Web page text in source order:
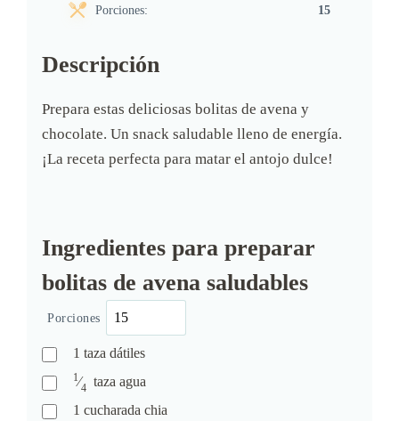
Porciones: 15
Descripción
Prepara estas deliciosas bolitas de avena y
chocolate. Un snack saludable lleno de energía.
¡La receta perfecta para matar el antojo dulce!
Ingredientes para preparar
bolitas de avena saludables
Porciones
1 taza dátiles
1⁄4 taza agua
1 cucharada chia